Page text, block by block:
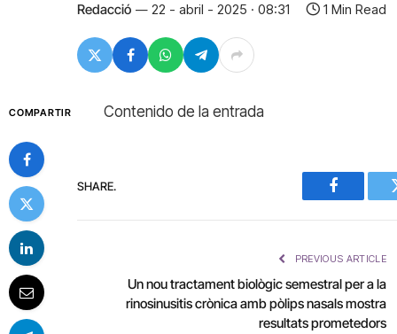
Redacció 22 - abril - 2025 · 08:31 1 Min Read
COMPARTIR Contenido de la entrada
SHARE.
Facebook
PREVIOUS ARTICLE
Un nou tractament biològic semestral per a la
rinosinusitis crònica amb pòlips nasals mostra
resultats prometedors